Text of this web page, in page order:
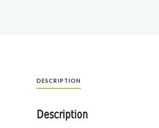
DESCRIPTION
Description